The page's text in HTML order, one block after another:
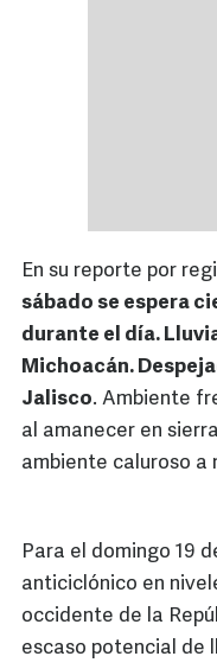
En su reporte por
sábado se espera
durante el día.
Michoacán.
Jalisco. Ambiente
al amanecer en
ambiente caluroso a
Para el domingo 19
anticiclónico en
occidente de la
escaso potencial de